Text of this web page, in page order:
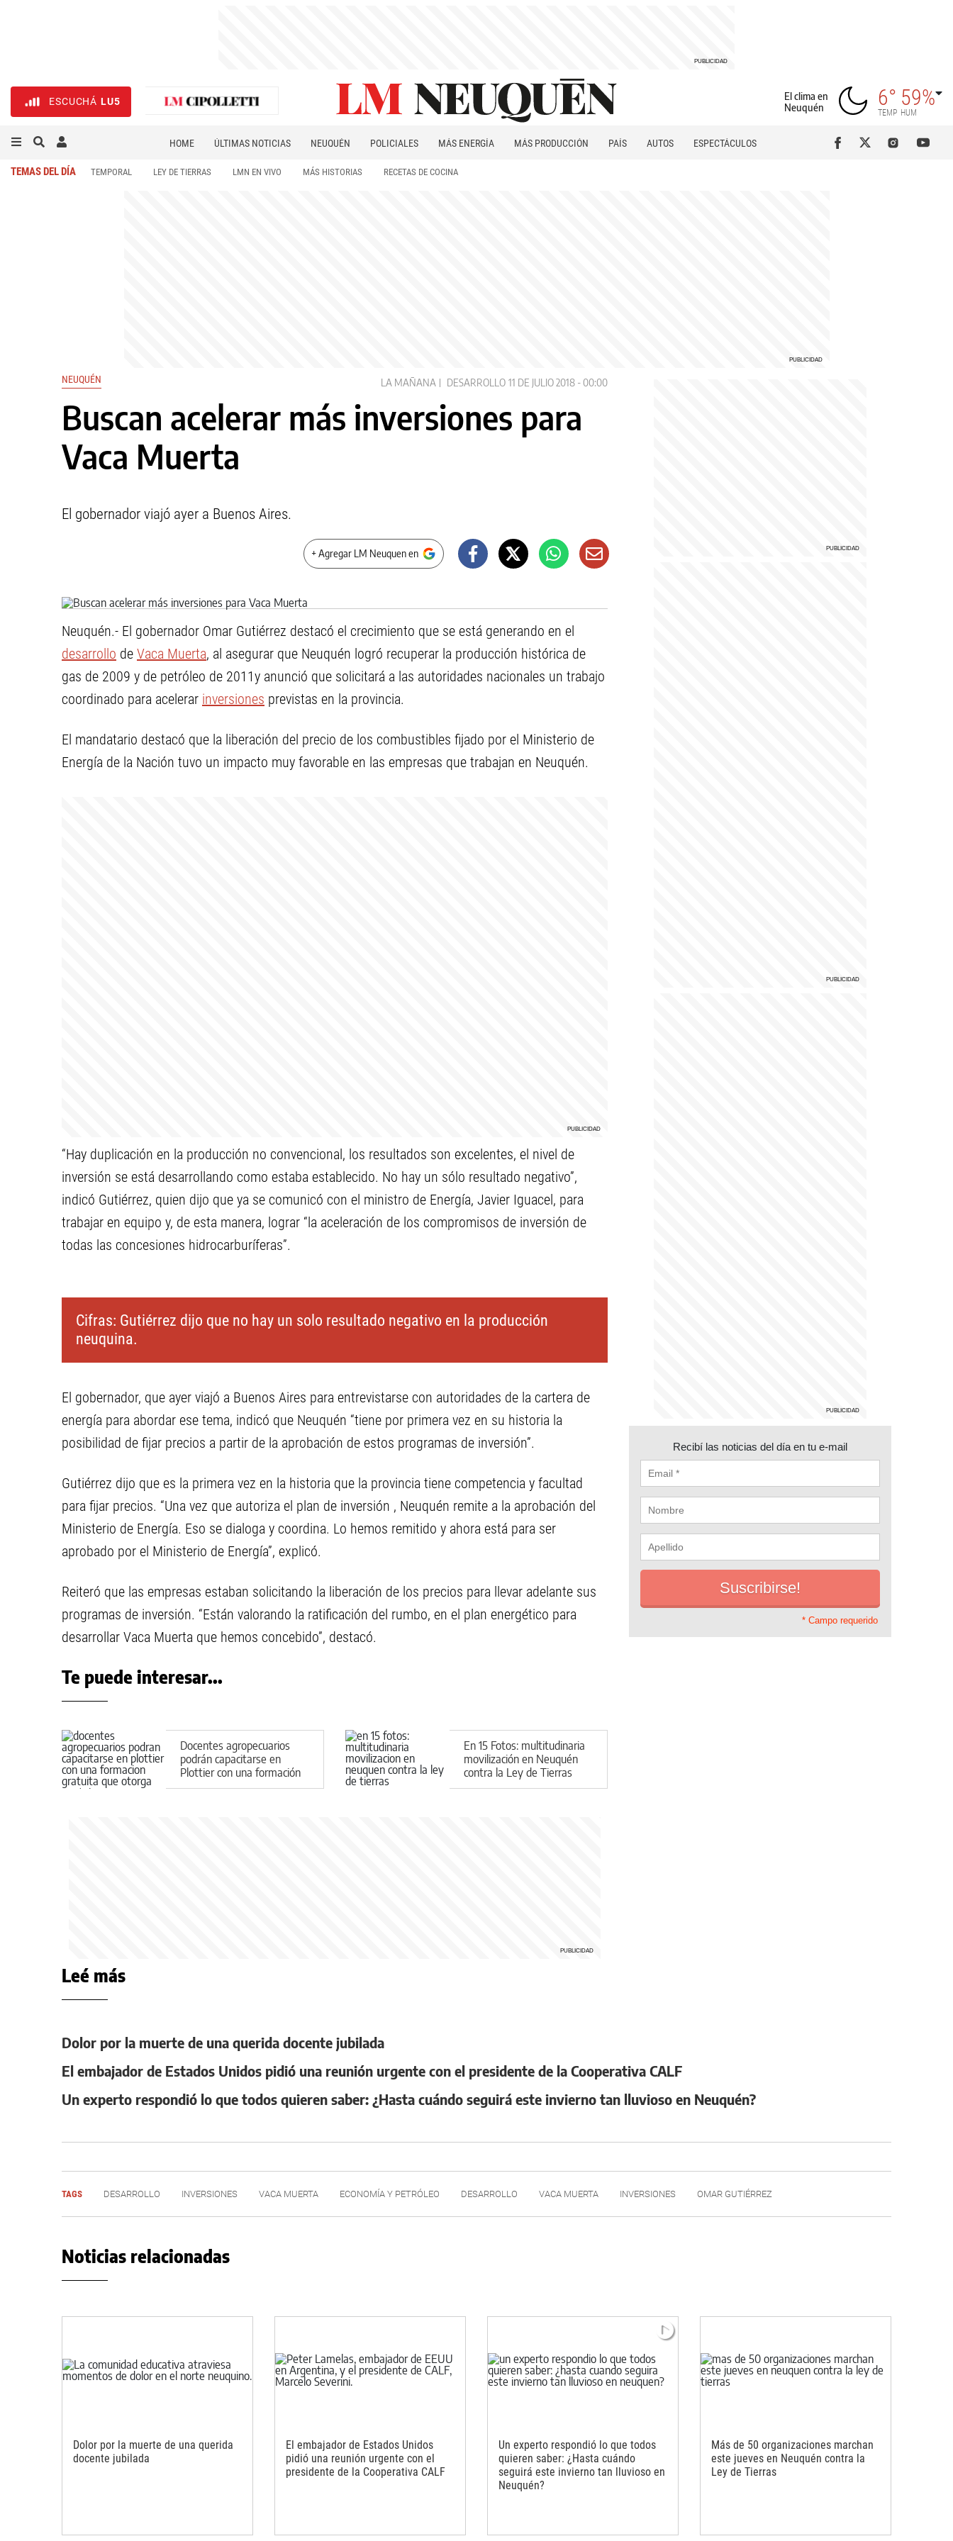
ESCUCHÁ LU5
El clima en
Neuquén
6°
TEMP
59%
HUM
HOME ÚLTIMAS NOTICIAS NEUQUÉN POLICIALES MÁS ENERGÍA MÁS PRODUCCIÓN PAÍS AUTOS
ESPECTÁCULOS
TEMAS DEL DÍA TEMPORAL LEY DE TIERRAS LMN EN VIVO MÁS HISTORIAS RECETAS DE COCINA
NEUQUÉN LA MAÑANA DESARROLLO 11 DE JULIO 2018 - 00:00
Buscan acelerar más inversiones para
Vaca Muerta
El gobernador viajó ayer a Buenos Aires.
+ Agregar LM Neuquen en
Neuquén.- El gobernador Omar Gutiérrez destacó el crecimiento que se está generando en el
desarrollo de Vaca Muerta, al asegurar que Neuquén logró recuperar la producción histórica de
gas de 2009 y de petróleo de 2011y anunció que solicitará a las autoridades nacionales un trabajo
coordinado para acelerar inversiones previstas en la provincia.
El mandatario destacó que la liberación del precio de los combustibles fijado por el Ministerio de
Energía de la Nación tuvo un impacto muy favorable en las empresas que trabajan en Neuquén.
“Hay duplicación en la producción no convencional, los resultados son excelentes, el nivel de
inversión se está desarrollando como estaba establecido. No hay un sólo resultado negativo”,
indicó Gutiérrez, quien dijo que ya se comunicó con el ministro de Energía, Javier Iguacel, para
trabajar en equipo y, de esta manera, lograr “la aceleración de los compromisos de inversión de
todas las concesiones hidrocarburíferas”.
Cifras: Gutiérrez dijo que no hay un solo resultado negativo en la producción
neuquina.
El gobernador, que ayer viajó a Buenos Aires para entrevistarse con autoridades de la cartera de
energía para abordar ese tema, indicó que Neuquén “tiene por primera vez en su historia la
posibilidad de fijar precios a partir de la aprobación de estos programas de inversión”.
Gutiérrez dijo que es la primera vez en la historia que la provincia tiene competencia y facultad
para fijar precios. “Una vez que autoriza el plan de inversión , Neuquén remite a la aprobación del
Ministerio de Energía. Eso se dialoga y coordina. Lo hemos remitido y ahora está para ser
aprobado por el Ministerio de Energía”, explicó.
Reiteró que las empresas estaban solicitando la liberación de los precios para llevar adelante sus
programas de inversión. “Están valorando la ratificación del rumbo, en el plan energético para
desarrollar Vaca Muerta que hemos concebido”, destacó.
Te puede interesar...
Docentes agropecuarios
podrán capacitarse en
Plottier con una formación
gratuita que otorga puntaje
En 15 Fotos: multitudinaria
movilización en Neuquén
contra la Ley de Tierras
Recibí las noticias del día en tu e-mail
* Campo requerido
Leé más
Dolor por la muerte de una querida docente jubilada
El embajador de Estados Unidos pidió una reunión urgente con el presidente de la Cooperativa CALF
Un experto respondió lo que todos quieren saber: ¿Hasta cuándo seguirá este invierno tan lluvioso en Neuquén?
TAGS DESARROLLO INVERSIONES VACA MUERTA ECONOMÍA Y PETRÓLEO DESARROLLO VACA MUERTA INVERSIONES OMAR GUTIÉRREZ
Noticias relacionadas
Dolor por la muerte de una querida
docente jubilada
El embajador de Estados Unidos
pidió una reunión urgente con el
presidente de la Cooperativa CALF
Un experto respondió lo que todos
quieren saber: ¿Hasta cuándo
seguirá este invierno tan lluvioso en
Neuquén?
Más de 50 organizaciones marchan
este jueves en Neuquén contra la
Ley de Tierras